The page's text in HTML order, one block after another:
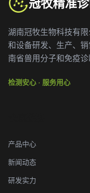
冠牧精准
湖南冠牧生物科技有
和设备研发、生产、
南省兽用分子和免疫诊
检测安心 · 服务用心
产品中心
新闻动态
研发实力